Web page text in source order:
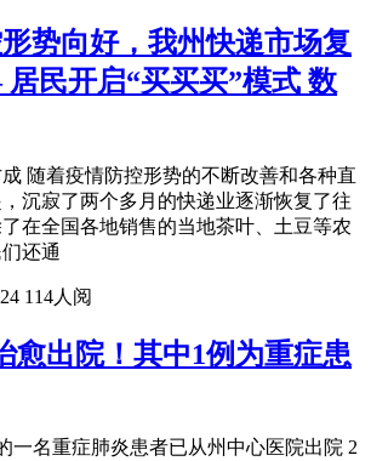
势向好，我州快递市场复
民开启“买买买”模式 数
随着疫情防控形势的不断改善和各种直
沉寂了两个多月的快递业逐渐恢复了往
在全国各地销售的当地茶叶、土豆等农
还通
114人阅
愈出院！其中1例为重症患
一名重症肺炎患者已从州中心医院出院 2